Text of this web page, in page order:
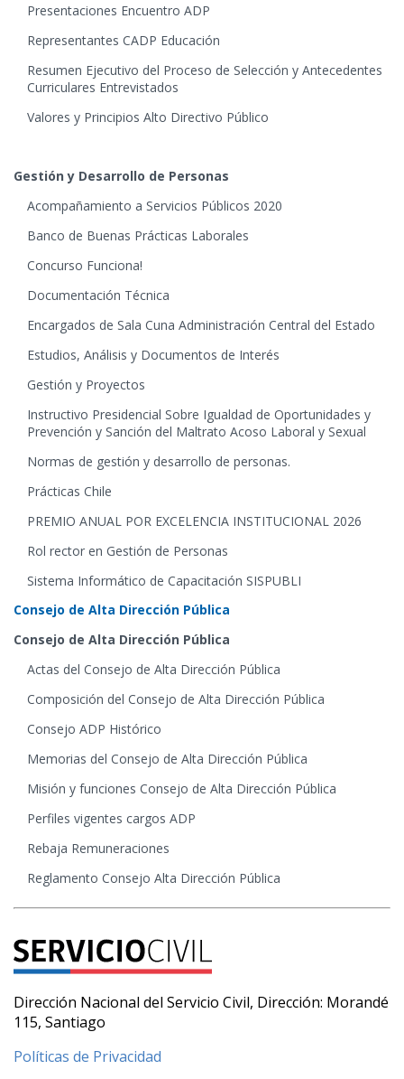
Presentaciones Encuentro ADP
Representantes CADP Educación
Resumen Ejecutivo del Proceso de Selección y Antecedentes
Curriculares Entrevistados
Valores y Principios Alto Directivo Público
Gestión y Desarrollo de Personas
Acompañamiento a Servicios Públicos 2020
Banco de Buenas Prácticas Laborales
Concurso Funciona!
Documentación Técnica
Encargados de Sala Cuna Administración Central del Estado
Estudios, Análisis y Documentos de Interés
Gestión y Proyectos
Instructivo Presidencial Sobre Igualdad de Oportunidades y
Prevención y Sanción del Maltrato Acoso Laboral y Sexual
Normas de gestión y desarrollo de personas.
Prácticas Chile
PREMIO ANUAL POR EXCELENCIA INSTITUCIONAL 2026
Rol rector en Gestión de Personas
Sistema Informático de Capacitación SISPUBLI
Consejo de Alta Dirección Pública
Consejo de Alta Dirección Pública
Actas del Consejo de Alta Dirección Pública
Composición del Consejo de Alta Dirección Pública
Consejo ADP Histórico
Memorias del Consejo de Alta Dirección Pública
Misión y funciones Consejo de Alta Dirección Pública
Perfiles vigentes cargos ADP
Rebaja Remuneraciones
Reglamento Consejo Alta Dirección Pública
Dirección Nacional del Servicio Civil, Dirección: Morandé
115, Santiago
Políticas de Privacidad